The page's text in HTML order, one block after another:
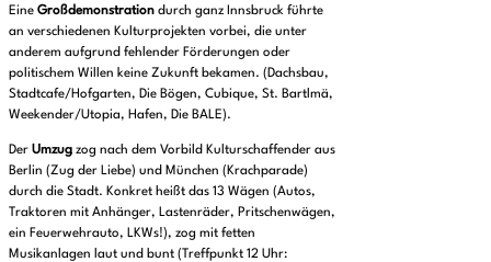
Eine Großdemonstration durch ganz Innsbruck führte
an verschiedenen Kulturprojekten vorbei, die unter
anderem aufgrund fehlender Förderungen oder
politischem Willen keine Zukunft bekamen. (Dachsbau,
Stadtcafe/Hofgarten, Die Bögen, Cubique, St. Bartlmä,
Weekender/Utopia, Hafen, Die BALE).
Der Umzug zog nach dem Vorbild Kulturschaffender aus
Berlin (Zug der Liebe) und München (Krachparade)
durch die Stadt. Konkret heißt das 13 Wägen (Autos,
Traktoren mit Anhänger, Lastenräder, Pritschenwägen,
ein Feuerwehrauto, LKWs!), zog mit fetten
Musikanlagen laut und bunt (Treffpunkt 12 Uhr: